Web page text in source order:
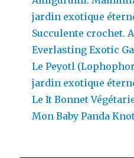
jardin exotique
Succulente crochet.
Everlasting Exotic
Le Peyotl
jardin exotique
Le It Bonnet
Mon Baby Panda